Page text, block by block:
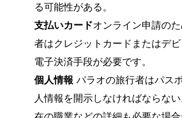
る可能性がある。
支払いカードオンライン申請の
者はクレジットカードまたはデ
電子決済手段が必要です。
個人情報 パラオの旅行者はパス
人情報を開示しなければならな